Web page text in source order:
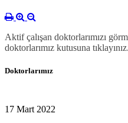
Aktif çalışan doktorlarımızı
doktorlarımız kutusuna tıklayınız.
Doktorlarımız
17 Mart 2022